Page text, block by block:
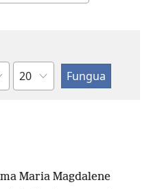
Sura
Maria Magdalene